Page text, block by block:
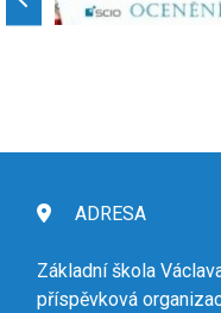
ADRESA
Základní škola
příspěvková